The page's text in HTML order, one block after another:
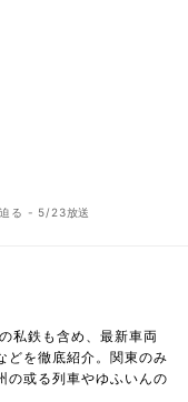
迫る - 5/23放送
私鉄も含め、最新車両
どを徹底紹介。関東のみ
の或る列車やゆふいんの